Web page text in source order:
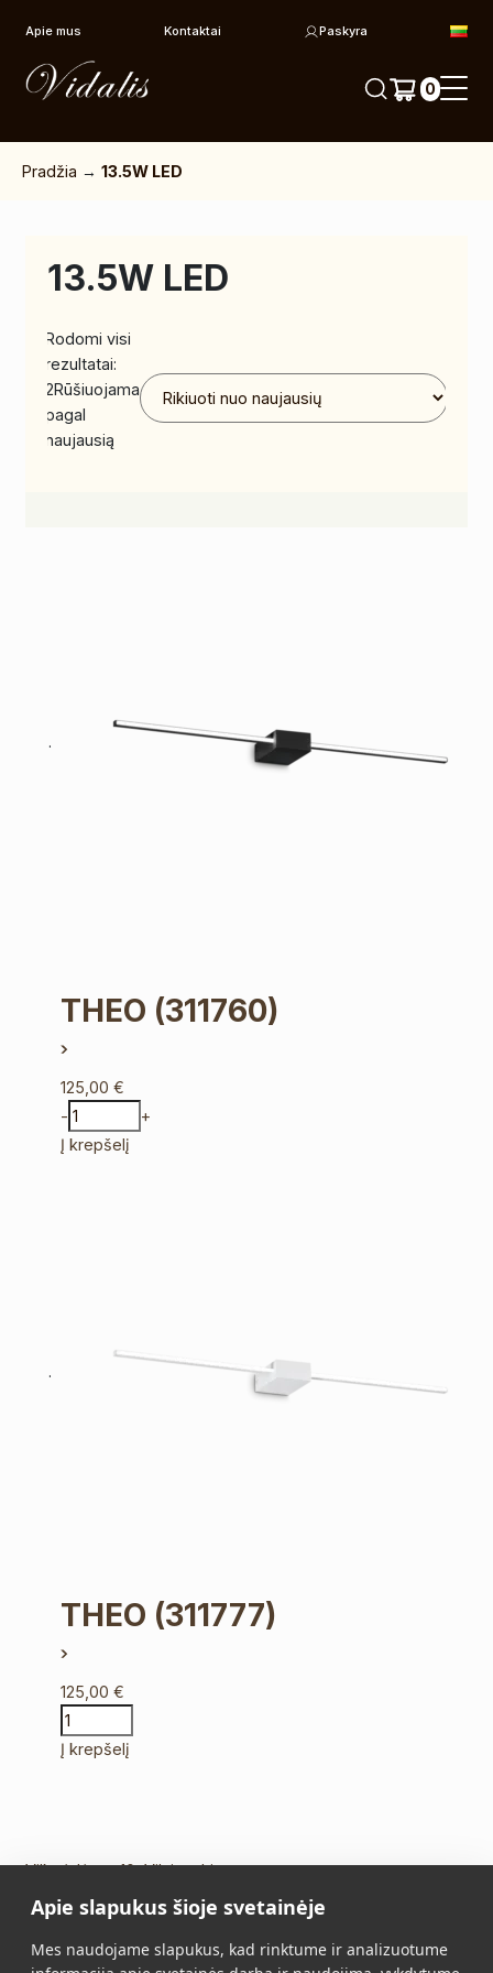
Apie mus Kontaktai Paskyra
0
Pradžia →13.5W LED
13.5W LED
Rodomi visi
rezultatai:
2Rūšiuojama
pagal
naujausią
THEO (311760)
125,00€
-
+
Į krepšelį
THEO (311777)
125,00€
Į krepšelį
Vilkpėdės g. 10, Vilnius Lietuva
Tel.:+370 5 213 2649
El. paštas:info@vidalis.lt
Apie slapukus šioje svetainėje
Mes naudojame slapukus, kad rinktume ir analizuotume